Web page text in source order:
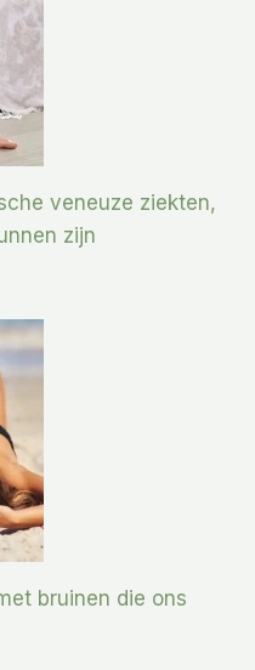
veneuze ziekten,
zijn
bruinen die ons